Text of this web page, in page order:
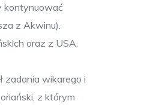
kontynuować
z Akwinu).
oraz z USA.
zadania wikarego i
z którym